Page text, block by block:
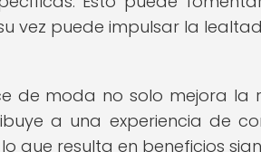
vez puede impulsar la
de moda no solo mejora
a una experiencia de
que resulta en beneficios